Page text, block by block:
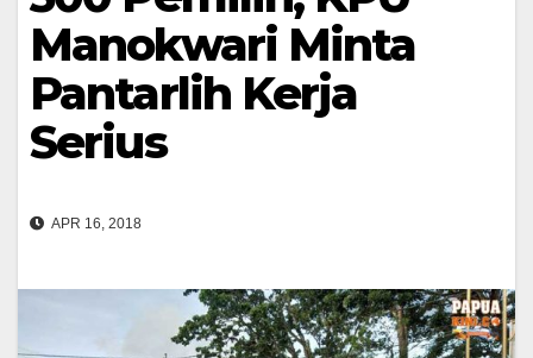
Manokwari Minta
Pantarlih Kerja
Serius
APR 16, 2018